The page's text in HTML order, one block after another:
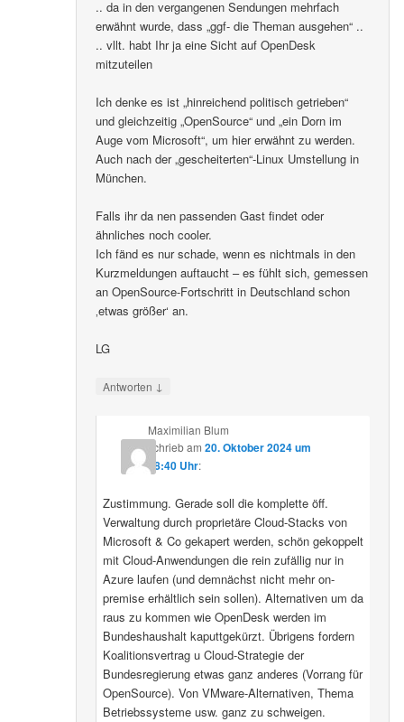
.. da in den vergangenen Sendungen mehrfach
erwähnt wurde, dass „ggf- die Theman ausgehen“ ..
.. vllt. habt Ihr ja eine Sicht auf OpenDesk
mitzuteilen
Ich denke es ist „hinreichend politisch getrieben“
und gleichzeitig „OpenSource“ und „ein Dorn im
Auge vom Microsoft“, um hier erwähnt zu werden.
Auch nach der „gescheiterten“-Linux Umstellung in
München.
Falls ihr da nen passenden Gast findet oder
ähnliches noch cooler.
Ich fänd es nur schade, wenn es nichtmals in den
Kurzmeldungen auftaucht – es fühlt sich, gemessen
an OpenSource-Fortschritt in Deutschland schon
‚etwas größer‘ an.
LG
Antworten ↓
Maximilian Blum
schriebam 20. Oktober 2024 um
08:40 Uhr:
Zustimmung. Gerade soll die komplette öff.
Verwaltung durch proprietäre Cloud-Stacks von
Microsoft & Co gekapert werden, schön gekoppelt
mit Cloud-Anwendungen die rein zufällig nur in
Azure laufen (und demnächst nicht mehr on-
premise erhältlich sein sollen). Alternativen um da
raus zu kommen wie OpenDesk werden im
Bundeshaushalt kaputtgekürzt. Übrigens fordern
Koalitionsvertrag u Cloud-Strategie der
Bundesregierung etwas ganz anderes (Vorrang für
OpenSource). Von VMware-Alternativen, Thema
Betriebssysteme usw. ganz zu schweigen.